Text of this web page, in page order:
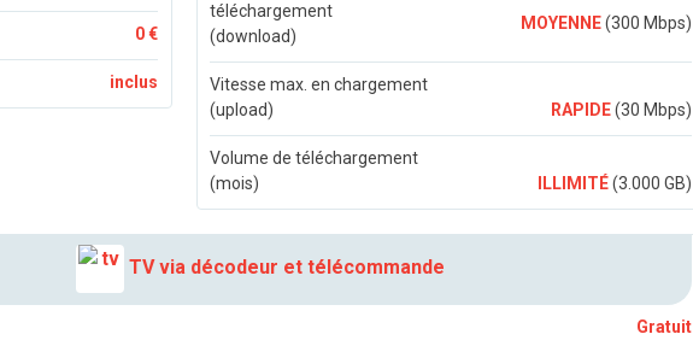
0 €
inclus
téléchargement
(download)
MOYENNE(300 Mbps)
Vitesse max. en chargement
(upload)
RAPIDE(30 Mbps)
Volume de téléchargement
(mois)
ILLIMITÉ(3.000 GB)
TV via décodeur et télécommande
Gratuit